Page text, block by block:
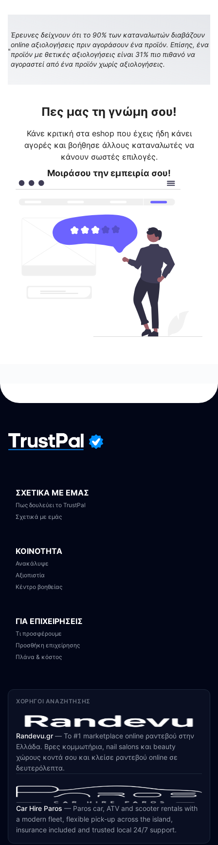
Έρευνες δείχνουν ότι το 90% των καταναλωτών διαβάζουν
online αξιολογήσεις πριν αγοράσουν ένα προϊόν. Επίσης, ένα
προϊόν με θετικές αξιολογήσεις είναι 31% πιο πιθανό να
αγοραστεί από ένα προϊόν χωρίς αξιολογήσεις.
Πες μας τη γνώμη σου!
Κάνε κριτική στα eshop που έχεις ήδη κάνει
αγορές και βοήθησε άλλους καταναλωτές να
κάνουν σωστές επιλογές.
Μοιράσου την εμπειρία σου!
ΣΧΕΤΙΚΑ ΜΕ ΕΜΑΣ
Πως δουλεύει το TrustPal
Σχετικά με εμάς
ΚΟΙΝΟΤΗΤΑ
Ανακάλυψε
Αξιοπιστία
Κέντρο βοηθείας
ΓΙΑ ΕΠΙΧΕΙΡΗΣΕΙΣ
Τι προσφέρουμε
Προσθήκη επιχείρησης
Πλάνα & κόστος
ΧΟΡΗΓΟΊ ΑΝΑΖΉΤΗΣΗΣ
Randevu.gr — Το #1 marketplace online ραντεβού στην
Ελλάδα. Βρες κομμωτήρια, nail salons και beauty
χώρους κοντά σου και κλείσε ραντεβού online σε
δευτερόλεπτα.
Car Hire Paros — Paros car, ATV and scooter rentals with
a modern fleet, flexible pick-up across the island,
insurance included and trusted local 24/7 support.